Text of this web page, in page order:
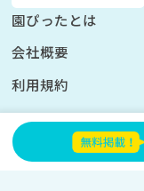
イ
ン
園ぴったとは
会社概要
利用規約